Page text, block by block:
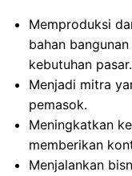
Memproduksi
bahan
kebutuhan pasar.
Menjadi mitra
pemasok.
Meningkatkan
memberikan
Menjalankan